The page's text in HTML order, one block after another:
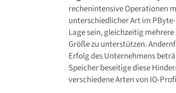
rechenintensive Operationen
unterschiedlicher Art im
Lage sein, gleichzeitig
Größe zu unterstützen.
Erfolg des Unternehmens
Speicher beseitige diese
verschiedene Arten von IO-